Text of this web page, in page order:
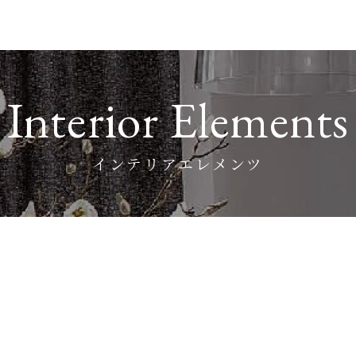
Interior Elements
インテリアエレメンツ